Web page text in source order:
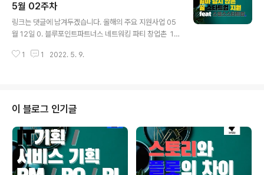
obal 2050 Challenge 7. 북부 경기문화창조허브 가상
오피스 05월 20일 까지 8. 패스트벤처스, 액셀러레이팅
프로그램 START 창업팀 모집 9. 인천스파크 청년 TIPS
인큐베이션 프로그램 스타트업 05월 25일까지 10. 사회
적기업가 육성사업 예비창업팀 05월 2..
5월 02주차
링크는 댓글에 남겨두겠습니다. 올해의 주요 지원사업 05
월 12일 0. 블루포인트파트너스 네트워킹 파티 창업촌 ​ 1.
BiiG WAVE IR 5th Round 3. 제 8회 스마트물류 창업
려대 제 12회 창업입주경진대회 05월 15일까지 8. 디캠
프 2022년 5월 디데이 x 캠퍼스리스 9. 강북청년창업마
루 강북창업지원센터 입주 10. 도전 K-스타트업 2022, 혁
신창업리그(일반리그) 참가자 모집 05월 16일까지 22년
5월 12일 블루포..
1 1 2022. 5. 9.
이 블로그 인기글